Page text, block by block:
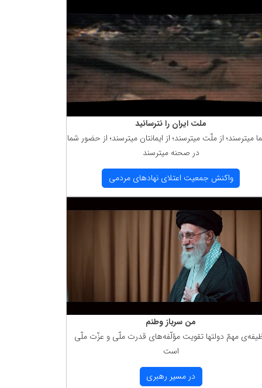
ملت ایران را نترسانید
میترسند؛ از ملّت میترسند؛ از ایمانتان میترسند؛ از حضور شما
در صحنه میترسند
واكنش جمعیت اعتلای نهادهای مردمی
من سرباز وطنم
مهمّ دولتها تقویت مؤلّفه‌های قدرت ملّی و عزّت ملّی
است
در مسیر رهبری